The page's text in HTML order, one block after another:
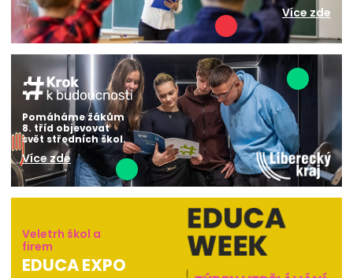
Více zde
Pomáháme žákům
8. tříd objevovat
svět středních škol.
Více zde
Veletrh škol a
firem
EDUCA EXPO